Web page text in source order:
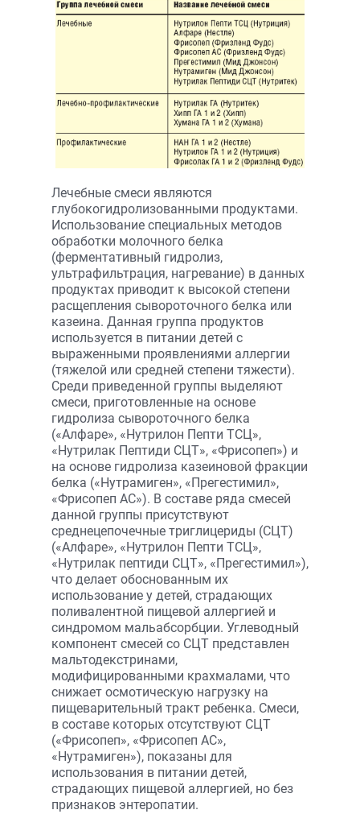
Лечебные смеси являются
глубокогидролизованными продуктами.
Использование специальных методов
обработки молочного белка
(ферментативный гидролиз,
ультрафильтрация, нагревание) в данных
продуктах приводит к высокой степени
расщепления сывороточного белка или
казеина. Данная группа продуктов
используется в питании детей с
выраженными проявлениями аллергии
(тяжелой или средней степени тяжести).
Среди приведенной группы выделяют
смеси, приготовленные на основе
гидролиза сывороточного белка
(«Алфаре», «Нутрилон Пепти ТСЦ»,
«Нутрилак Пептиди СЦТ», «Фрисопеп») и
на основе гидролиза казеиновой фракции
белка («Нутрамиген», «Прегестимил»,
«Фрисопеп АС»). В составе ряда смесей
данной группы присутствуют
среднецепочечные триглицериды (СЦТ)
(«Алфаре», «Нутрилон Пепти ТСЦ»,
«Нутрилак пептиди СЦТ», «Прегестимил»),
что делает обоснованным их
использование у детей, страдающих
поливалентной пищевой аллергией и
синдромом мальабсорбции. Углеводный
компонент смесей со СЦТ представлен
мальтодекстринами,
модифицированными крахмалами, что
снижает осмотическую нагрузку на
пищеварительный тракт ребенка. Смеси,
в составе которых отсутствуют СЦТ
(«Фрисопеп», «Фрисопеп АС»,
«Нутрамиген»), показаны для
использования в питании детей,
страдающих пищевой аллергией, но без
признаков энтеропатии.